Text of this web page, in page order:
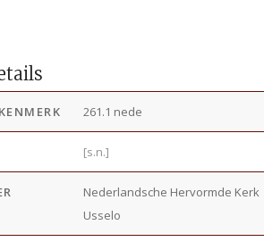
261.1 nede
[s.n.]
Nederlandsche Hervormde Kerk
Usselo